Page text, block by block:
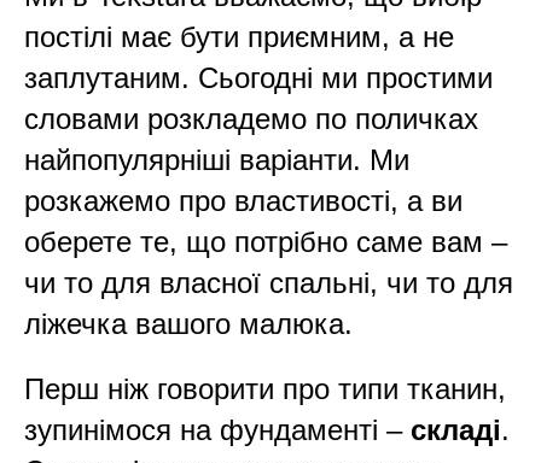
постілі має бути приємним, а не
заплутаним. Сьогодні ми простими
словами розкладемо по поличках
найпопулярніші варіанти. Ми
розкажемо про властивості, а ви
оберете те, що потрібно саме вам –
чи то для власної спальні, чи то для
ліжечка вашого малюка.
Перш ніж говорити про типи тканин,
зупинімося на фундаменті – складі.